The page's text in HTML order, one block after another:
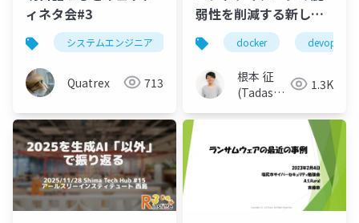
ィネタ会#3
システムエンジニア セキュリティ
Quatrex 713
弱性を削減する新しい
アプローチ：
Hardened Container
Images
docker devops
根本 征
(Tadashi
1.3K